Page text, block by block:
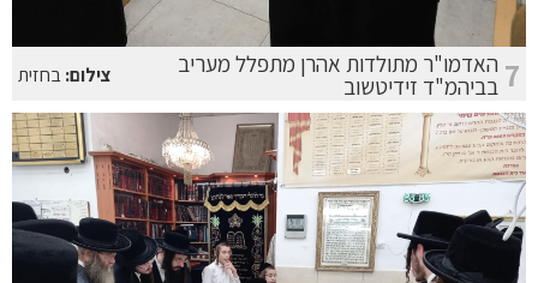
7 האדמו"ר מתולדות אהרן מתפלל מעריב
בביהמ"ד זידיטשוב צילום:בחזית